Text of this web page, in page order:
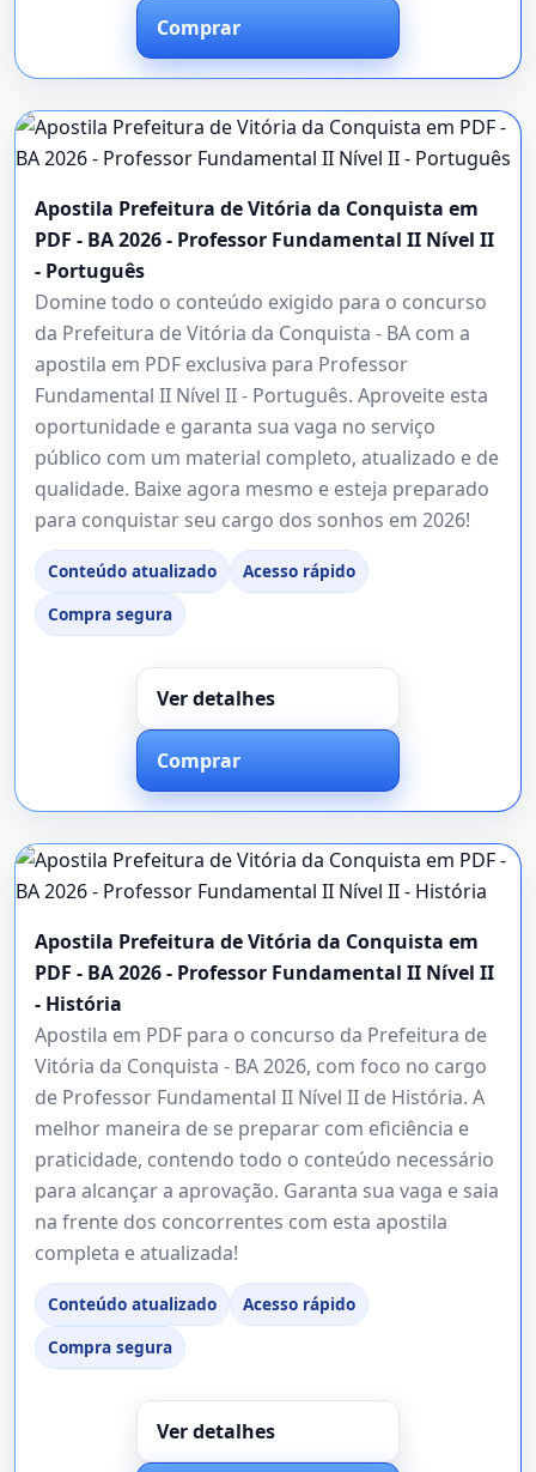
Comprar
Apostila Prefeitura de Vitória da Conquista em
PDF - BA 2026 - Professor Fundamental II Nível II
- Português
Domine todo o conteúdo exigido para o concurso
da Prefeitura de Vitória da Conquista - BA com a
apostila em PDF exclusiva para Professor
Fundamental II Nível II - Português. Aproveite esta
oportunidade e garanta sua vaga no serviço
público com um material completo, atualizado e de
qualidade. Baixe agora mesmo e esteja preparado
para conquistar seu cargo dos sonhos em 2026!
Conteúdo atualizado
Acesso rápido
Compra segura
Ver detalhes
Comprar
Apostila Prefeitura de Vitória da Conquista em
PDF - BA 2026 - Professor Fundamental II Nível II
- História
Apostila em PDF para o concurso da Prefeitura de
Vitória da Conquista - BA 2026, com foco no cargo
de Professor Fundamental II Nível II de História. A
melhor maneira de se preparar com eficiência e
praticidade, contendo todo o conteúdo necessário
para alcançar a aprovação. Garanta sua vaga e saia
na frente dos concorrentes com esta apostila
completa e atualizada!
Conteúdo atualizado
Acesso rápido
Compra segura
Ver detalhes